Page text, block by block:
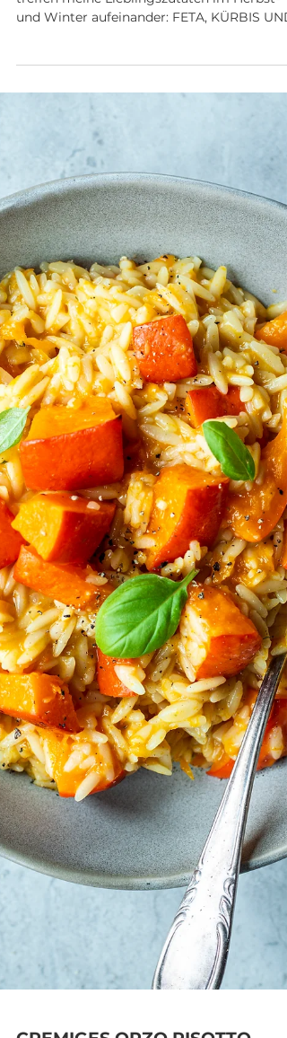
KÜRBIS – ONE POT
Heftig geil! Ich liebe diese Gericht. Denn hier
treffen meine Lieblingszutaten im Herbst-
und Winter aufeinander: FETA, KÜRBIS